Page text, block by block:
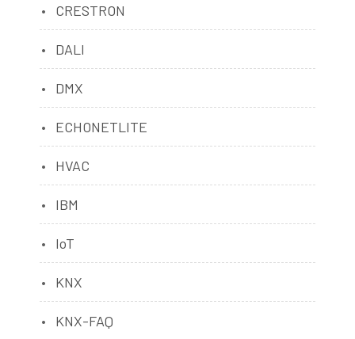
CRESTRON
DALI
DMX
ECHONETLITE
HVAC
IBM
IoT
KNX
KNX-FAQ